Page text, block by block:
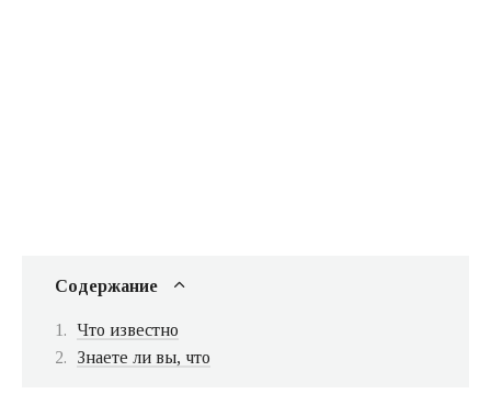
Содержание
Что известно
Знаете ли вы, что